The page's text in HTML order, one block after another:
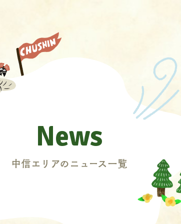
News
中信エリアのニュース一覧